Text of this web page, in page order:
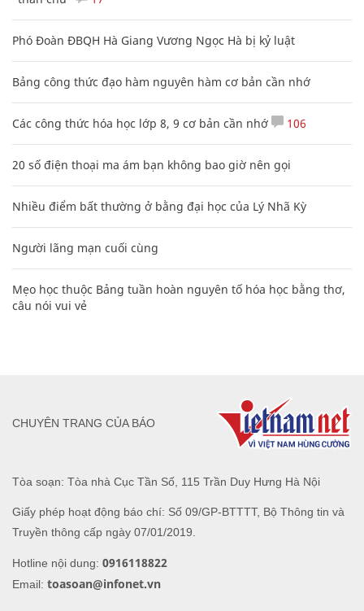
Phó Đoàn ĐBQH Hà Giang Vương Ngọc Hà bị kỷ luật
Bảng công thức đạo hàm nguyên hàm cơ bản cần nhớ
Các công thức hóa học lớp 8, 9 cơ bản cần nhớ 106
20 số điện thoại ma ám bạn không bao giờ nên gọi
Nhiều điểm bất thường ở bằng đại học của Lý Nhã Kỳ
Người lãng mạn cuối cùng
Mẹo học thuộc Bảng tuần hoàn nguyên tố hóa học bằng thơ,
câu nói vui vẻ
Tòa soạn: Tòa nhà Cục Tần Số, 115 Trần Duy Hưng Hà Nội
Giấy phép hoạt động báo chí: Số 09/GP-BTTTT, Bộ Thông tin và
Truyền thông cấp ngày 07/01/2019.
Hotline nội dung: 0916118822
Email: toasoan@infonet.vn
CHUYÊN TRANG CỦA BÁO